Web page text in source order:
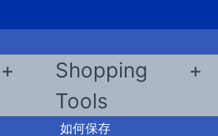
Shopping
Tools
如何保存